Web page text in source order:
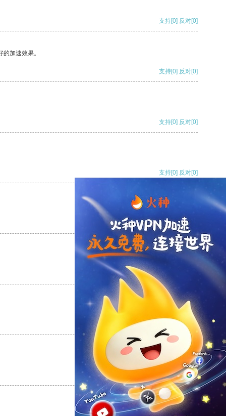
支持[0] 反对[0]
加速效果。
支持[0] 反对[0]
支持[0] 反对[0]
支持[0] 反对[0]
支持[0] 反对
支持
反对 [0]
支持[0] 反对[0]